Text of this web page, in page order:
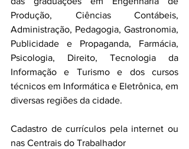
Produção, Ciências Contábeis,
Administração, Pedagogia, Gastronomia,
Publicidade e Propaganda, Farmácia,
Psicologia, Direito, Tecnologia da
Informação e Turismo e dos cursos
técnicos em Informática e Eletrônica, em
diversas regiões da cidade.
Cadastro de currículos pela internet ou
nas Centrais do Trabalhador